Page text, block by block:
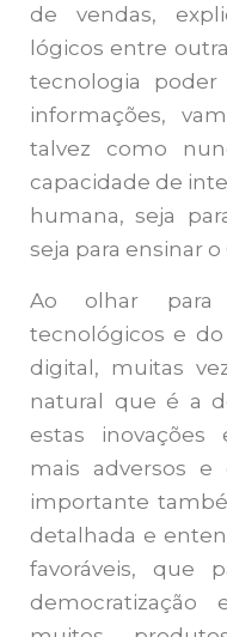
de vendas,
lógicos entre
tecnologia
informações,
talvez como
capacidade de
humana, seja
seja para ensinar o
Ao olhar
tecnológicos e
digital, muitas
natural que é a
estas inovações
mais adversos
importante
detalhada e
favoráveis, que